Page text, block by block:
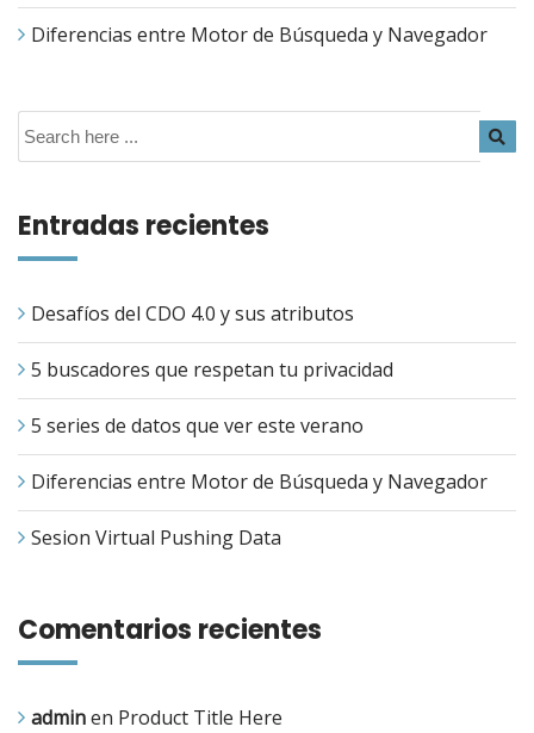
Diferencias entre Motor de Búsqueda y Navegador
Entradas recientes
Desafíos del CDO 4.0 y sus atributos
5 buscadores que respetan tu privacidad
5 series de datos que ver este verano
Diferencias entre Motor de Búsqueda y Navegador
Sesion Virtual Pushing Data
Comentarios recientes
adminen Product Title Here